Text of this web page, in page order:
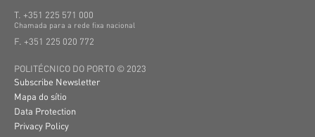
T. +351 225 571 000
Chamada para a rede fixa nacional
F. +351 225 020 772
POLITÉCNICO DO PORTO © 2023
Subscribe Newsletter
Mapa do sítio
Data Protection
Privacy Policy